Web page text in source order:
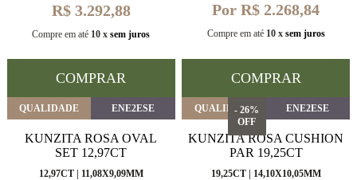
R$ 3.292,88
Compre em até 10 x sem juros
COMPRAR
Por R$ 2.268,84
Compre em até 10 x sem juros
COMPRAR
QUALIDADE ENE2ESE
KUNZITA ROSA OVAL
SET 12,97CT
12,97CT | 11,08X9,09MM
- 26%
OFF
QUALIDADE ENE2ESE
KUNZITA ROSA CUSHION
PAR 19,25CT
19,25CT | 14,10X10,05MM